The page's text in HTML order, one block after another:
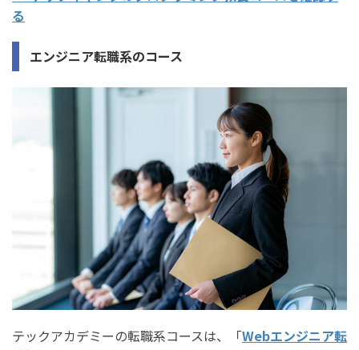
る
エンジニア転職系のコース
テックアカデミーの転職系コースは、「Webエンジニア転